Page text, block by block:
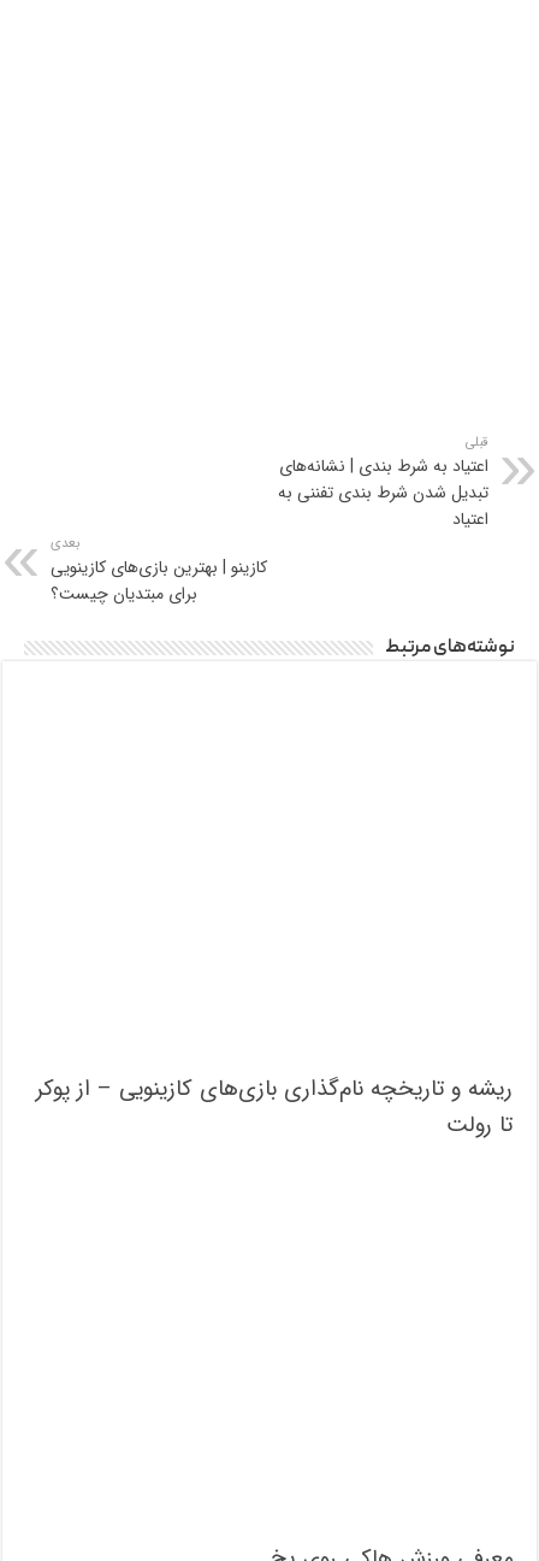
قبلی
اعتیاد به شرط بندی | نشانه‌های
تبدیل شدن شرط بندی تفننی به
اعتیاد
بعدی
کازینو | بهترین بازی‌های کازینویی
برای مبتدیان چیست؟
نوشته‌های مرتبط
ریشه و تاریخچه نام‌گذاری بازی‌های کازینویی – از پوکر
تا رولت